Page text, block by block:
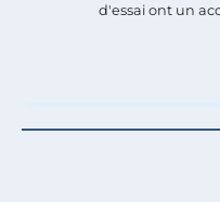
d'essai ont un